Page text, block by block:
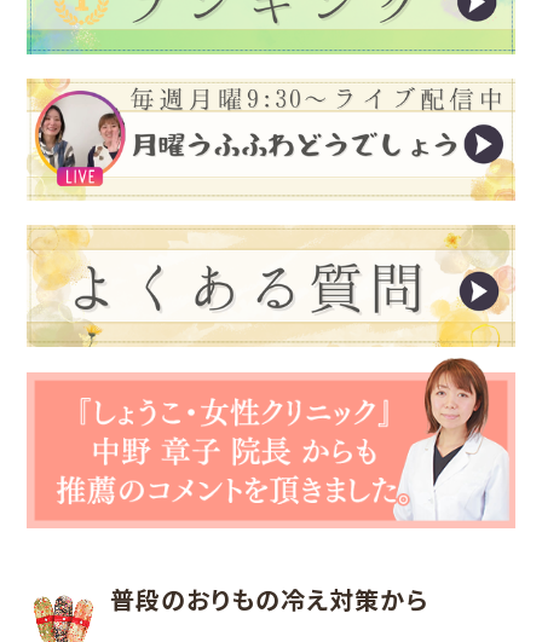
普段のおりもの冷え対策から